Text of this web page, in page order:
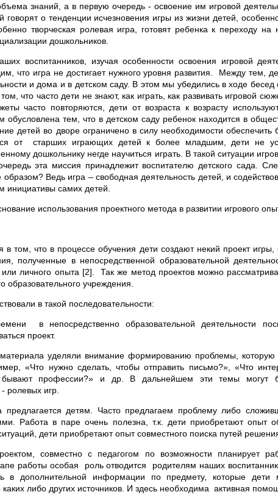
знаний, а в первую очередь - освоение им игровой
говорят о тенденции исчезновения игры из жизни детей,
творческая ролевая игра, готовят ребенка к переходу на
дошкольников.
воспитанников, изучая особенности освоения игровой
что игра не достигает нужного уровня развития. Между тем,
и дома и в детском саду. В этом мы убедились в ходе бесед
что часто дети не знают, как играть, как развивать игровой
часто повторяются, дети от возраста к возрасту
тем, что в детском саду ребенок находится в
детей во дворе ограничено в силу необходимости обеспечить
от старших играющих детей к более младшим, дети не
дошкольнику негде научиться играть. В такой ситуации
эта миссия принадлежит воспитателю детского сада.
Ведь игра – свободная деятельность детей, и
инициативы самих детей.
использования проектного метода в развитии игрового
в том, что в процессе обучения дети создают некий проект
полученные в непосредственной образовательной
личного опыта [2]. Так же метод проектов можно
образовательного учреждения.
в такой последовательности:
в непосредственно образовательной деятельности
проект.
материала уделяли внимание формированию проблемы, которую
«Что нужно сделать, чтобы отправить письмо?», «Что
бывают профессии?» и др. В дальнейшем эти темы могут
ролевых игр.
предлагается детям. Часто предлагаем проблему либо
Работа в паре очень полезна, т.к. дети приобретают опыт
дети приобретают опыт совместного поиска путей
совместно с педагогом по возможности планирует
работы особая роль отводится родителям наших
в дополнительной информации по предмету, которые дети
либо других источников. И здесь необходима активная